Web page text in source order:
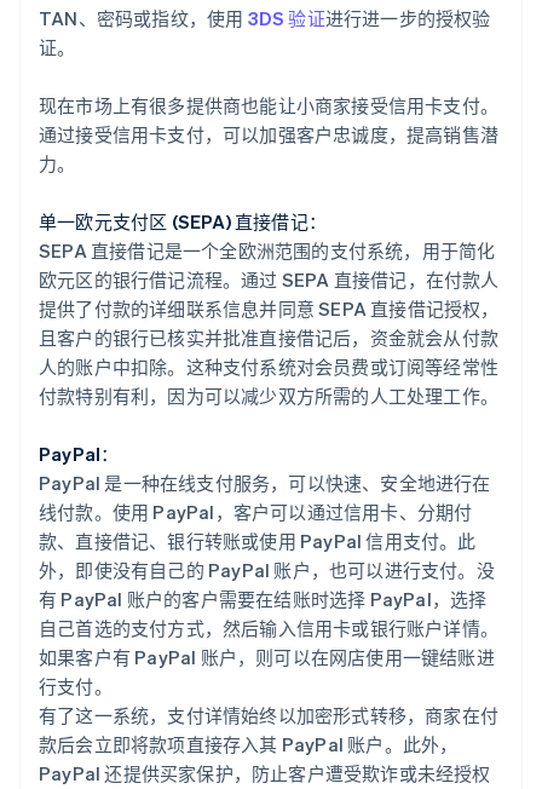
TAN、密码或指纹，使用 3DS 验证进行进一步的授权验
证。
现在市场上有很多提供商也能让小商家接受信用卡支付。
通过接受信用卡支付，可以加强客户忠诚度，提高销售潜
力。
单一欧元支付区 (SEPA) 直接借记：
SEPA 直接借记是一个全欧洲范围的支付系统，用于简化
欧元区的银行借记流程。通过 SEPA 直接借记，在付款人
提供了付款的详细联系信息并同意 SEPA 直接借记授权，
且客户的银行已核实并批准直接借记后，资金就会从付款
人的账户中扣除。这种支付系统对会员费或订阅等经常性
付款特别有利，因为可以减少双方所需的人工处理工作。
PayPal：
PayPal 是一种在线支付服务，可以快速、安全地进行在
线付款。使用 PayPal，客户可以通过信用卡、分期付
款、直接借记、银行转账或使用 PayPal 信用支付。此
外，即使没有自己的 PayPal 账户，也可以进行支付。没
有 PayPal 账户的客户需要在结账时选择 PayPal，选择
自己首选的支付方式，然后输入信用卡或银行账户详情。
如果客户有 PayPal 账户，则可以在网店使用一键结账进
行支付。
有了这一系统，支付详情始终以加密形式转移，商家在付
款后会立即将款项直接存入其 PayPal 账户。此外，
PayPal 还提供买家保护，防止客户遭受欺诈或未经授权